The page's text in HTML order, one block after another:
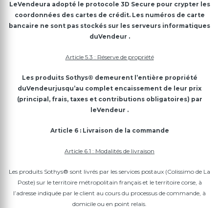
LeVendeura adopté le protocole 3D Secure pour crypter les
coordonnées des cartes de crédit. Les numéros de carte
bancaire ne sont pas stockés sur les serveurs informatiques
duVendeur .
Article 5.3 : Réserve de propriété
Les produits Sothys® demeurent l’entière propriété
duVendeurjusqu’au complet encaissement de leur prix
(principal, frais, taxes et contributions obligatoires) par
leVendeur .
Article 6 : Livraison de la commande
Article 6.1 : Modalités de livraison
Les produits Sothys® sont livrés par les services postaux (Colissimo de La
Poste) sur le territoire métropolitain français et le territoire corse, à
l’adresse indiquée par le client au cours du processus de commande, à
domicile ou en point relais.